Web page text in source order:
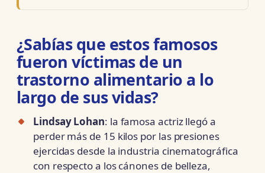
¿Sabías que estos famosos
fueron víctimas de un
trastorno alimentario a lo
largo de sus vidas?
Lindsay Lohan: la famosa actriz llegó a
perder más de 15 kilos por las presiones
ejercidas desde la industria cinematográfica
con respecto a los cánones de belleza,